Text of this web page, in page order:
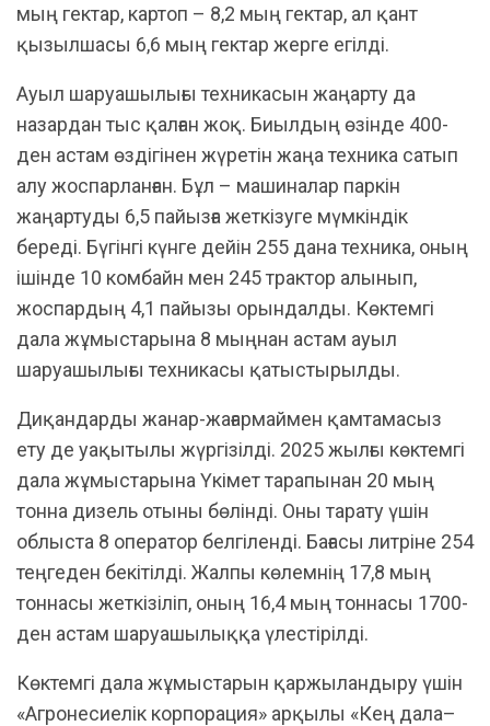
мың гектар, картоп – 8,2 мың гектар, ал қант
қызылшасы 6,6 мың гектар жерге егілді.
Ауыл шаруашылығы техникасын жаңарту да
назардан тыс қалған жоқ. Биылдың өзінде 400-
ден астам өздігінен жүретін жаңа техника сатып
алу жоспарланған. Бұл – машиналар паркін
жаңартуды 6,5 пайызға жеткізуге мүмкіндік
береді. Бүгінгі күнге дейін 255 дана техника, оның
ішінде 10 комбайн мен 245 трактор алынып,
жоспардың 4,1 пайызы орындалды. Көктемгі
дала жұмыстарына 8 мыңнан астам ауыл
шаруашылығы техникасы қатыстырылды.
Диқандарды жанар-жағармаймен қамтамасыз
ету де уақытылы жүргізілді. 2025 жылғы көктемгі
дала жұмыстарына Үкімет тарапынан 20 мың
тонна дизель отыны бөлінді. Оны тарату үшін
облыста 8 оператор белгіленді. Бағасы литріне 254
теңгеден бекітілді. Жалпы көлемнің 17,8 мың
тоннасы жеткізіліп, оның 16,4 мың тоннасы 1700-
ден астам шаруашылыққа үлестірілді.
Көктемгі дала жұмыстарын қаржыландыру үшін
«Агронесиелік корпорация» арқылы «Кең дала–